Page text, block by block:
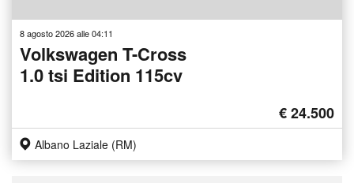
8 agosto 2026 alle 04:11
Volkswagen T-Cross
1.0 tsi Edition 115cv
€ 24.500
Albano Laziale (RM)